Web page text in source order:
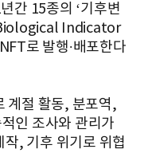
간 15종의 ‘기후변
Indicator
로 발행∙배포한다
계절 활동, 분포역,
인 조사와 관리가
, 기후 위기로 위협